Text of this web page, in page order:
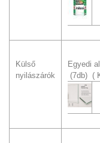
Külső
nyilászárók
Egyedi
(7db)